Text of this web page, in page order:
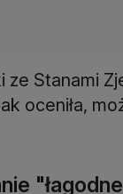
ze Stanami
oceniła,